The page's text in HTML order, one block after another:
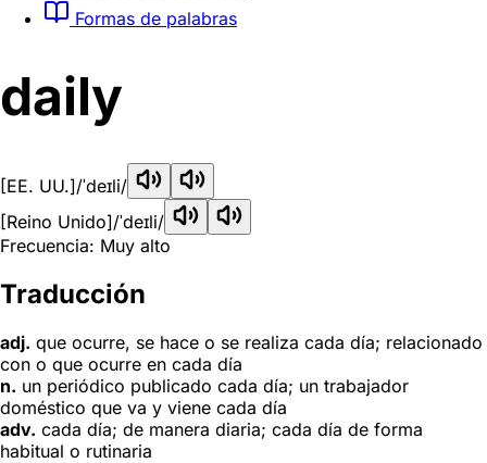
Formas de palabras
daily
[EE. UU.]/ˈdeɪli/
[Reino Unido]/ˈdeɪli/
Frecuencia: Muy alto
Traducción
adj. que ocurre, se hace o se realiza cada día; relacionado
con o que ocurre en cada día
n. un periódico publicado cada día; un trabajador
doméstico que va y viene cada día
adv. cada día; de manera diaria; cada día de forma
habitual o rutinaria